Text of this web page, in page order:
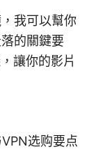
我可以幫你
的關鍵要
讓你的影片
选购要点